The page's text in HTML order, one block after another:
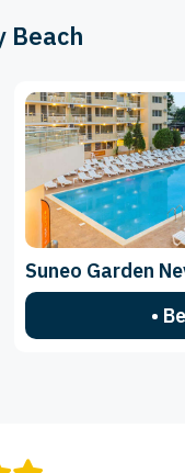
Beach
Suneo Garden
•